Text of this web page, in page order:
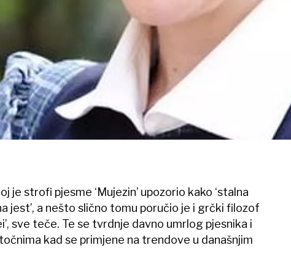
je strofi pjesme ‘Mujezin’ upozorio kako ‘stalna
jest’, a nešto slično tomu poručio je i grčki filozof
sve teče. Te se tvrdnje davno umrlog pjesnika i
kad se primjene na trendove u današnjim